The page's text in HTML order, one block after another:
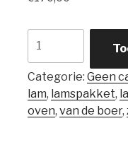
lamspakket
aantal
Categorie:Geen
lam, lamspakket,
oven,van de boer,